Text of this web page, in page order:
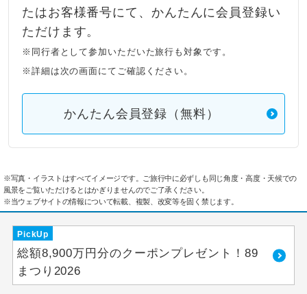
たはお客様番号にて、かんたんに会員登録い
ただけます。
※同行者として参加いただいた旅行も対象です。
※詳細は次の画面にてご確認ください。
かんたん会員登録（無料）
※写真・イラストはすべてイメージです。ご旅行中に必ずしも同じ角度・高度・天候での
風景をご覧いただけるとはかぎりませんのでご了承ください。
※当ウェブサイトの情報について転載、複製、改変等を固く禁じます。
PickUp
総額8,900万円分のクーポンプレゼント！89
まつり2026